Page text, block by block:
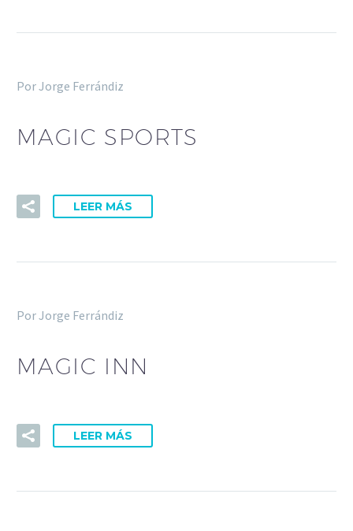
Por Jorge Ferrándiz
MAGIC SPORTS
LEER MÁS
Por Jorge Ferrándiz
MAGIC INN
LEER MÁS